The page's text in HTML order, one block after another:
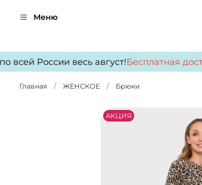
Меню
всей России весь август!Бесплатная
Главная ЖЕНСКОЕ Брюки
АKЦИЯ